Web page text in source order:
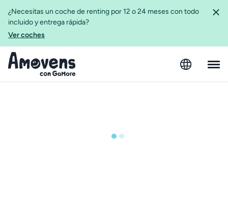
¿Necesitas un coche de renting por 12 o 24 meses con todo
incluido y entrega rápida?
Ver coches